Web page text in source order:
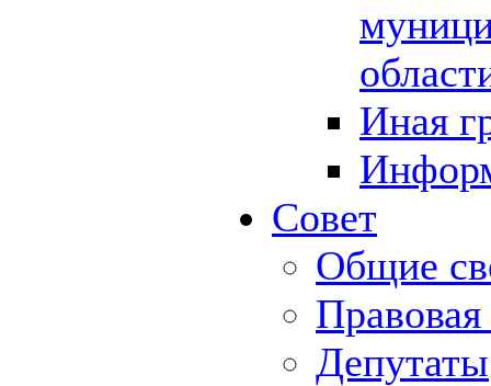
Иная
Совет
Общие
Правовая
Депутаты